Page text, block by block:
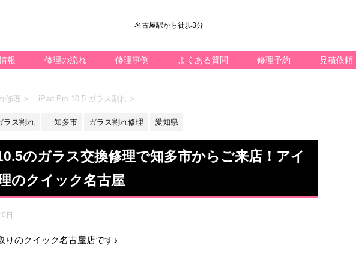
名古屋駅から徒歩3分
報 修理の流れ 修理事例 よくある質問 修理予約 見積依頼
修理 > iPad Pro 10.5 ガラス割れ >
ラス割れ 知多市 ガラス割れ修理 愛知県
のガラス交換修理で知多市からご来店！アイ
のクイック名古屋
日
りのクイック名古屋店です♪